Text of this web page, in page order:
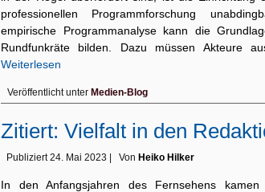
professionellen Programmforschung
empirische Programmanalyse kann die
Rundfunkräte bilden. Dazu müssen Akteure
Weiterlesen
Veröffentlicht unter Medien-Blog
Zitiert: Vielfalt in den
Publiziert 24. Mai 2023 Von Heiko Hilker
In den Anfangsjahren des Fernsehens